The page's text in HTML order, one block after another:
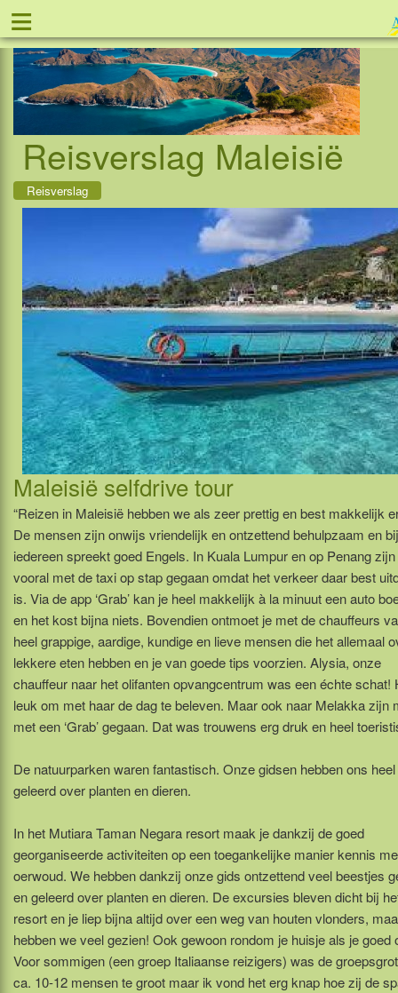
≡ Tel: 088 - 81
Reisverslag Maleisië
Reisverslag
Maleisië selfdrive tour
“Reizen in Maleisië hebben we als zeer prettig en best makkelijk
De mensen zijn onwijs vriendelijk en ontzettend behulpzaam en
iedereen spreekt goed Engels. In Kuala Lumpur en op Penang
vooral met de taxi op stap gegaan omdat het verkeer daar best
is. Via de app ‘Grab’ kan je heel makkelijk à la minuut een auto
en het kost bijna niets. Bovendien ontmoet je met de chauffeurs
heel grappige, aardige, kundige en lieve mensen die het allemaal
lekkere eten hebben en je van goede tips voorzien. Alysia, onze
chauffeur naar het olifanten opvangcentrum was een échte schat!
leuk om met haar de dag te beleven. Maar ook naar Melakka zijn
met een ‘Grab’ gegaan. Dat was trouwens erg druk en heel
De natuurparken waren fantastisch. Onze gidsen hebben ons
geleerd over planten en dieren.
In het Mutiara Taman Negara resort maak je dankzij de goed
georganiseerde activiteiten op een toegankelijke manier kennis
oerwoud. We hebben dankzij onze gids ontzettend veel beestjes
en geleerd over planten en dieren. De excursies bleven dicht bij
resort en je liep bijna altijd over een weg van houten vlonders,
hebben we veel gezien! Ook gewoon rondom je huisje als je goed
Voor sommigen (een groep Italiaanse reizigers) was de
ca. 10-12 mensen te groot maar ik vond het erg knap hoe zij de